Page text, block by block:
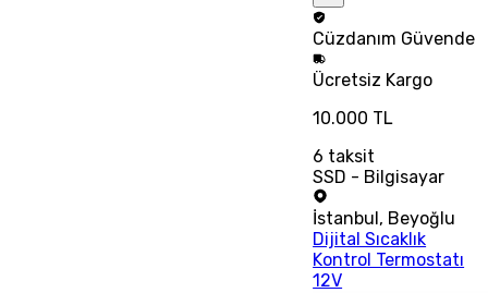
Cüzdanım Güvende
Ücretsiz Kargo
10.000 TL
6 taksit
SSD - Bilgisayar
İstanbul , Beyoğlu
Dijital Sıcaklık
Kontrol Termostatı
12V